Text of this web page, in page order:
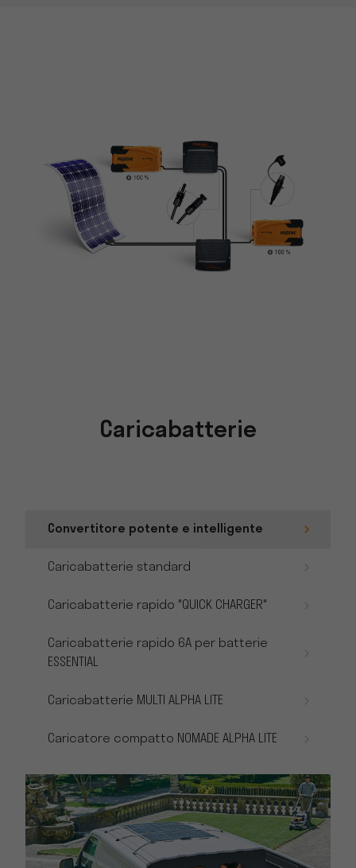
Caricabatterie
Convertitore potente e intelligente
Caricabatterie standard
Caricabatterie rapido "QUICK CHARGER"
Caricabatterie rapido 6A per batterie
ESSENTIAL
Caricabatterie MULTI ALPHA LITE
Caricatore compatto NOMADE ALPHA LITE